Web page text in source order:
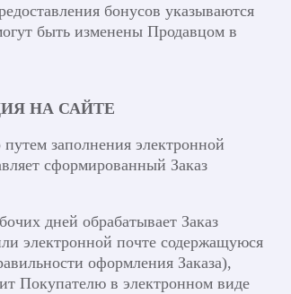
бонусов указываются
быть изменены Продавцом в
НА САЙТЕ
заполнения электронной
сформированный Заказ
дней обрабатывает Заказ
электронной почте содержащуюся
оформления Заказа),
Покупателю в электронном виде